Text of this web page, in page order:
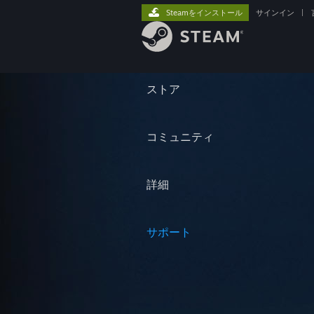
ストア
コミュニティ
詳細
サポート
Steamをインストール サインイン